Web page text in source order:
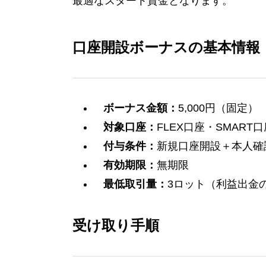
口座開設ボーナスの基本情報
ボーナス金額： 5,000円（固定）
対象口座： FLEX口座・SMART口
付与条件： 新規口座開設＋本人確
有効期限： 無期限
最低取引量： 3ロット（利益出金
受け取り手順